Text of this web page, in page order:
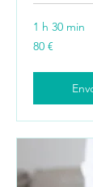
1 h 30 min
80
euros
80 €